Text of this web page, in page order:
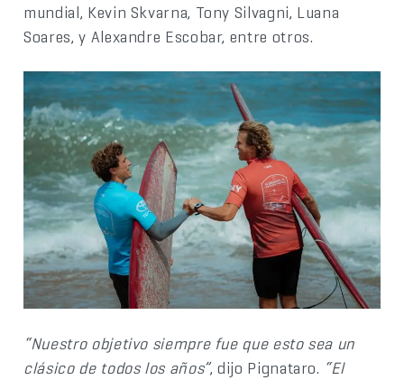
mundial, Kevin Skvarna, Tony Silvagni, Luana
Soares, y Alexandre Escobar, entre otros.
“Nuestro objetivo siempre fue que esto sea un
clásico de todos los años”, dijo Pignataro. “El